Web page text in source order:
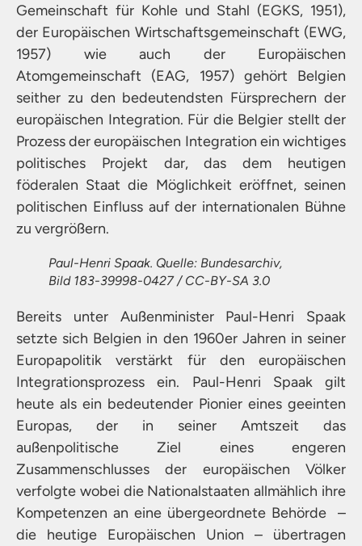
Gemeinschaft für Kohle und Stahl (EGKS, 1951),
der Europäischen Wirtschaftsgemeinschaft (EWG,
1957) wie auch der Europäischen
Atomgemeinschaft (EAG, 1957) gehört Belgien
seither zu den bedeutendsten Fürsprechern der
europäischen Integration. Für die Belgier stellt der
Prozess der europäischen Integration ein wichtiges
politisches Projekt dar, das dem heutigen
föderalen Staat die Möglichkeit eröffnet, seinen
politischen Einfluss auf der internationalen Bühne
zu vergrößern.
Paul-Henri Spaak. Quelle: Bundesarchiv,
Bild 183-39998-0427 / CC-BY-SA 3.0
Bereits unter Außenminister Paul-Henri Spaak
setzte sich Belgien in den 1960er Jahren in seiner
Europapolitik verstärkt für den europäischen
Integrationsprozess ein. Paul-Henri Spaak gilt
heute als ein bedeutender Pionier eines geeinten
Europas, der in seiner Amtszeit das
außenpolitische Ziel eines engeren
Zusammenschlusses der europäischen Völker
verfolgte wobei die Nationalstaaten allmählich ihre
Kompetenzen an eine übergeordnete Behörde –
die heutige Europäischen Union – übertragen